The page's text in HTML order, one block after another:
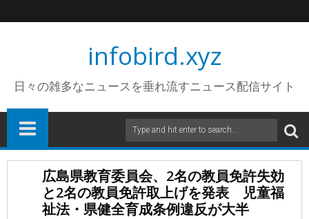
infobird.xyz
日々の雑多なニュースを垂れ流すニュース配信サイト
広島県教育委員会、2名の教員免許失効
と2名の教員免許取上げを発表 児童福
祉法・県健全育成条例違反が大半